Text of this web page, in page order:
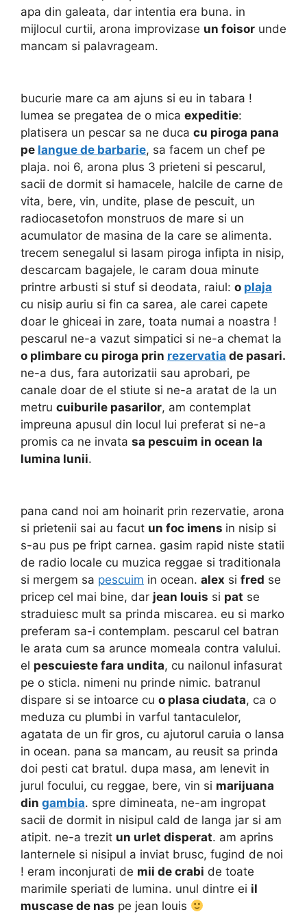
apa din galeata, dar intentia era buna. in
mijlocul curtii, arona improvizase un foisor unde
mancam si palavrageam.
bucurie mare ca am ajuns si eu in tabara !
lumea se pregatea de o mica expeditie:
platisera un pescar sa ne duca cu piroga pana
pe langue de barbarie, sa facem un chef pe
plaja. noi 6, arona plus 3 prieteni si pescarul,
sacii de dormit si hamacele, halcile de carne de
vita, bere, vin, undite, plase de pescuit, un
radiocasetofon monstruos de mare si un
acumulator de masina de la care se alimenta.
trecem senegalul si lasam piroga infipta in nisip,
descarcam bagajele, le caram doua minute
printre arbusti si stuf si deodata, raiul: o plaja
cu nisip auriu si fin ca sarea, ale carei capete
doar le ghiceai in zare, toata numai a noastra !
pescarul ne-a vazut simpatici si ne-a chemat la
o plimbare cu piroga prin rezervatia de pasari.
ne-a dus, fara autorizatii sau aprobari, pe
canale doar de el stiute si ne-a aratat de la un
metru cuiburile pasarilor, am contemplat
impreuna apusul din locul lui preferat si ne-a
promis ca ne invata sa pescuim in ocean la
lumina lunii.
pana cand noi am hoinarit prin rezervatie, arona
si prietenii sai au facut un foc imens in nisip si
s-au pus pe fript carnea. gasim rapid niste statii
de radio locale cu muzica reggae si traditionala
si mergem sa pescuim in ocean. alex si fred se
pricep cel mai bine, dar jean louis si pat se
straduiesc mult sa prinda miscarea. eu si marko
preferam sa-i contemplam. pescarul cel batran
le arata cum sa arunce momeala contra valului.
el pescuieste fara undita, cu nailonul infasurat
pe o sticla. nimeni nu prinde nimic. batranul
dispare si se intoarce cu o plasa ciudata, ca o
meduza cu plumbi in varful tantaculelor,
agatata de un fir gros, cu ajutorul caruia o lansa
in ocean. pana sa mancam, au reusit sa prinda
doi pesti cat bratul. dupa masa, am lenevit in
jurul focului, cu reggae, bere, vin si marijuana
din gambia. spre dimineata, ne-am ingropat
sacii de dormit in nisipul cald de langa jar si am
atipit. ne-a trezit un urlet disperat. am aprins
lanternele si nisipul a inviat brusc, fugind de noi
! eram inconjurati de mii de crabi de toate
marimile speriati de lumina. unul dintre ei il
muscase de nas pe jean louis